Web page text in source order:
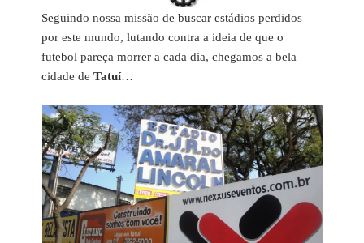
Seguindo nossa missão de buscar estádios perdidos
por este mundo, lutando contra a ideia de que o
futebol pareça morrer a cada dia, chegamos a bela
cidade deTatuí…